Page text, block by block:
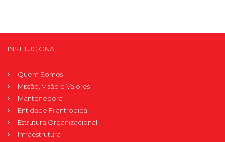
INSTITUCIONAL
Quem Somos
Missão, Visão e Valores
Mantenedora
Entidade Filantrópica
Estrutura Organizacional
Infraestrutura